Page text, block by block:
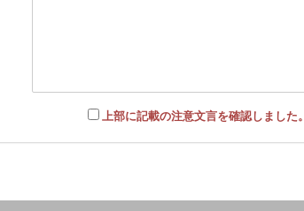
上部に記載の注意文言を確認しました。